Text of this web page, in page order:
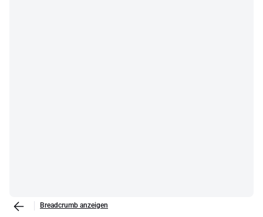
Breadcrumb anzeigen